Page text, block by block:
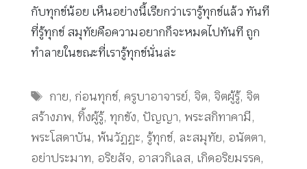
กับทุกข์น้อย เห็นอย่างนี้เรียกว่าเรารู้ทุกข์แล้ว ทันที
ที่รู้ทุกข์ สมุทัยคือความอยากก็จะหมดไปทันที ถูก
ทำลายในขณะที่เรารู้ทุกข์นั่นล่ะ
Tags
กาย, ก่อนทุกข์,ครูบาอาจารย์, จิต, จิตผู้รู้, จิต
สร้างภพ, ทิ้งผู้รู้, ทุกขัง, ปัญญา, พระสกิทาคามี,
พระโสดาบัน, พ้นวัฏฏะ, รู้ทุกข์, ละสมุทัย, อนัตตา,
อย่าประมาท, อริยสัจ, อาสวกิเลส, เกิดอริยมรรค,